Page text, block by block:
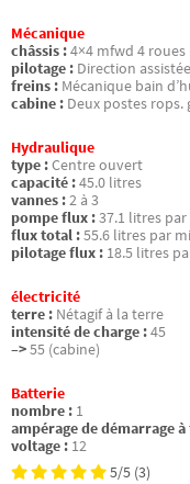
Mécanique
châssis :4×4 mfwd 4
pilotage : Direction
freins : Mécanique bain
cabine : Deux postes rops.
Hydraulique
type :Centre ouvert
capacité :45.0 litres
vannes :2 à 3
pompe flux :37.1 litres
flux total :55.6 litres par
pilotage flux : 18.5 litres
électricité
terre : Nétagif à la terre
intensité de charge :45
–>55 (cabine)
Batterie
nombre : 1
ampérage de démarrage
voltage : 12
5/5 (3)